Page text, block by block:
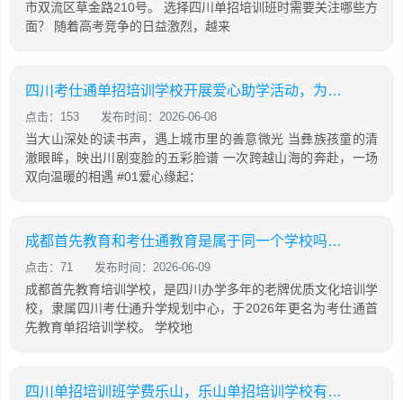
市双流区草金路210号。 选择四川单招培训班时需要关注哪些方
面？ 随着高考竞争的日益激烈，越来
四川考仕通单招培训学校开展爱心助学活动，为彝乡学子捐赠新课桌并带来非遗展演
点击：153 发布时间：2026-06-08
当大山深处的读书声，遇上城市里的善意微光 当彝族孩童的清
澈眼眸，映出川剧变脸的五彩脸谱 一次跨越山海的奔赴，一场
双向温暖的相遇 #01爱心缘起：
成都首先教育和考仕通教育是属于同一个学校吗？两者有什么关系
点击：71 发布时间：2026-06-09
成都首先教育培训学校，是四川办学多年的老牌优质文化培训学
校，隶属四川考仕通升学规划中心，于2026年更名为考仕通首
先教育单招培训学校。 学校地
四川单招培训班学费乐山，乐山单招培训学校有哪些